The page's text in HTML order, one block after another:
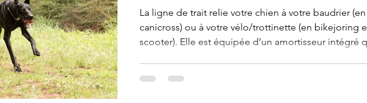
tractés !
La ligne de trait relie votre chien à votre baudrier (en
canicross) ou à votre vélo/trottinette (en bikejoring
scooter). Elle est équipée d’un amortisseur intégré